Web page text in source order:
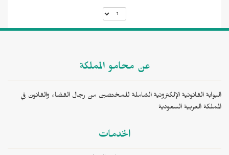
عن محامو المملكة
البوابة القانونية الإلكترونية الشاملة للمختصين من رجال القضاء والقانون في
المملكة العربية السعودية
الخدمات